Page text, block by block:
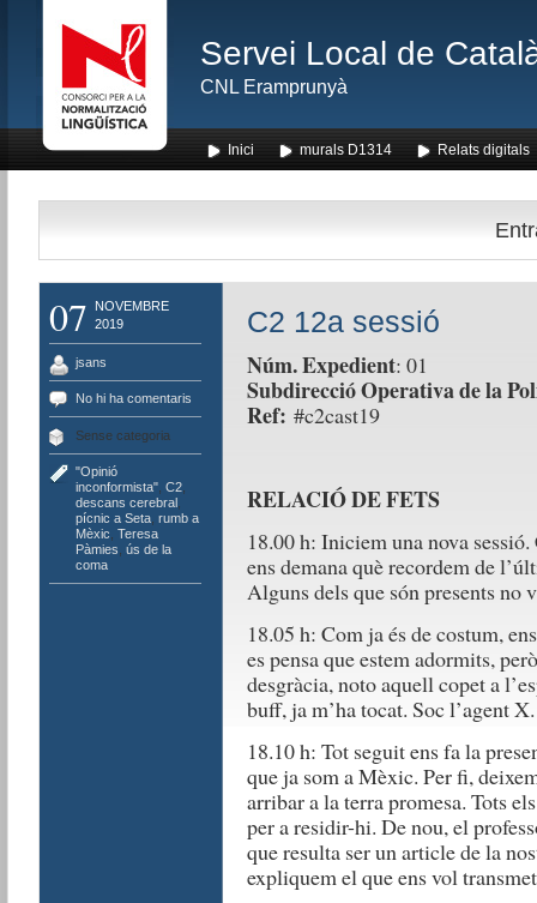
Servei Local de
CNL Eramprunyà
Inici murals D1314 Relats digitals
07
NOVEMBRE
2019
jsans
No hi ha comentaris
Sense categoria
"Opinió
inconformista", C2,
descans cerebral,
pícnic a Seta, rumb a
Mèxic Teresa
Pàmies ús de la
coma
C2 12a sessió
Núm. Expedient: 01
Subdirecció Operativa de la
Ref: #c2cast19
RELACIÓ DE FETS
18.00 h: Iniciem una nova
ens demana què recordem de
Alguns dels que són presents no
18.05 h: Com ja és de costum,
es pensa que estem adormits,
desgràcia, noto aquell copet a
buff, ja m’ha tocat. Soc l’agent X.
18.10 h: Tot seguit ens fa la
que ja som a Mèxic. Per fi,
arribar a la terra promesa. Tots
per a residir-hi. De nou, el
que resulta ser un article de la
expliquem el que ens vol